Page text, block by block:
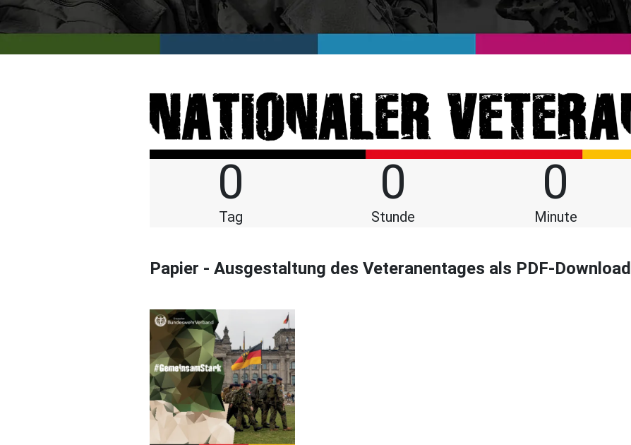
0
Tag
0
Stunde
0
Minute
Papier - Ausgestaltung des Veteranentages als PDF-Download